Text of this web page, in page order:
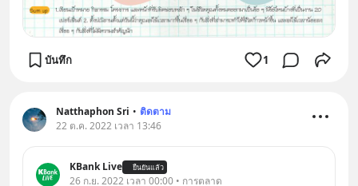
บันทึก 1
Natthaphon Sri • ติดตาม
22 ต.ค. 2022 เวลา 13:46
KBank Live ยืนยันแล้ว
26 ก.ย. 2022 เวลา 00:00 • การตลาด